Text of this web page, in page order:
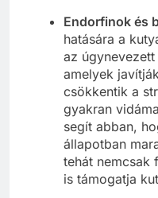
Endorfinok és
hatására a
az
amelyek
csökkentik a
gyakran
segít abban,
állapotban
tehát nemcsak
is támogatja